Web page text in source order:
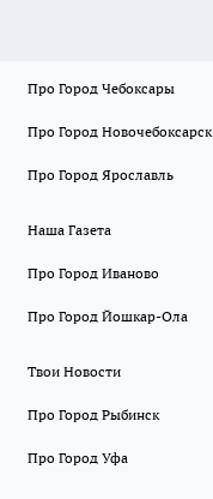
Про Город Чебоксары
Про Город Новочебоксарск
Про Город Ярославль
Наша Газета
Про Город Иваново
Про Город Йошкар-Ола
Твои Новости
Про Город Рыбинск
Про Город Уфа